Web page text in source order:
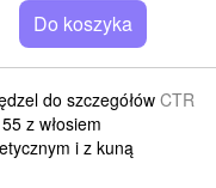
Do koszyka